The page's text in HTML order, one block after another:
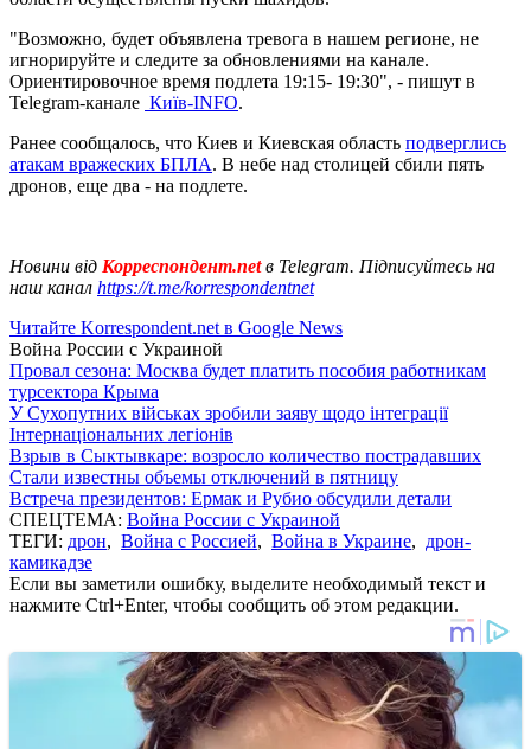
"Возможно, будет объявлена тревога в нашем регионе, не
игнорируйте и следите за обновлениями на канале.
Ориентировочное время подлета 19:15- 19:30", - пишут в
Telegram-канале Київ-INFO.
Ранее сообщалось, что Киев и Киевская область подверглись
атакам вражеских БПЛА. В небе над столицей сбили пять
дронов, еще два - на подлете.
Новини від Корреспондент.netв Telegram. Підписуйтесь на
наш канал https://t.me/korrespondentnet
Читайте Korrespondent.net в Google News
Война России с Украиной
Провал сезона: Москва будет платить пособия работникам
турсектора Крыма
У Сухопутних військах зробили заяву щодо інтеграції
Інтернаціональних легіонів
Взрыв в Сыктывкаре: возросло количество пострадавших
Стали известны объемы отключений в пятницу
Встреча президентов: Ермак и Рубио обсудили детали
СПЕЦТЕМА: Война России с Украиной
ТЕГИ: дрон, Война с Россией, Война в Украине, дрон-
камикадзе
Если вы заметили ошибку, выделите необходимый текст и
нажмите Ctrl+Enter, чтобы сообщить об этом редакции.